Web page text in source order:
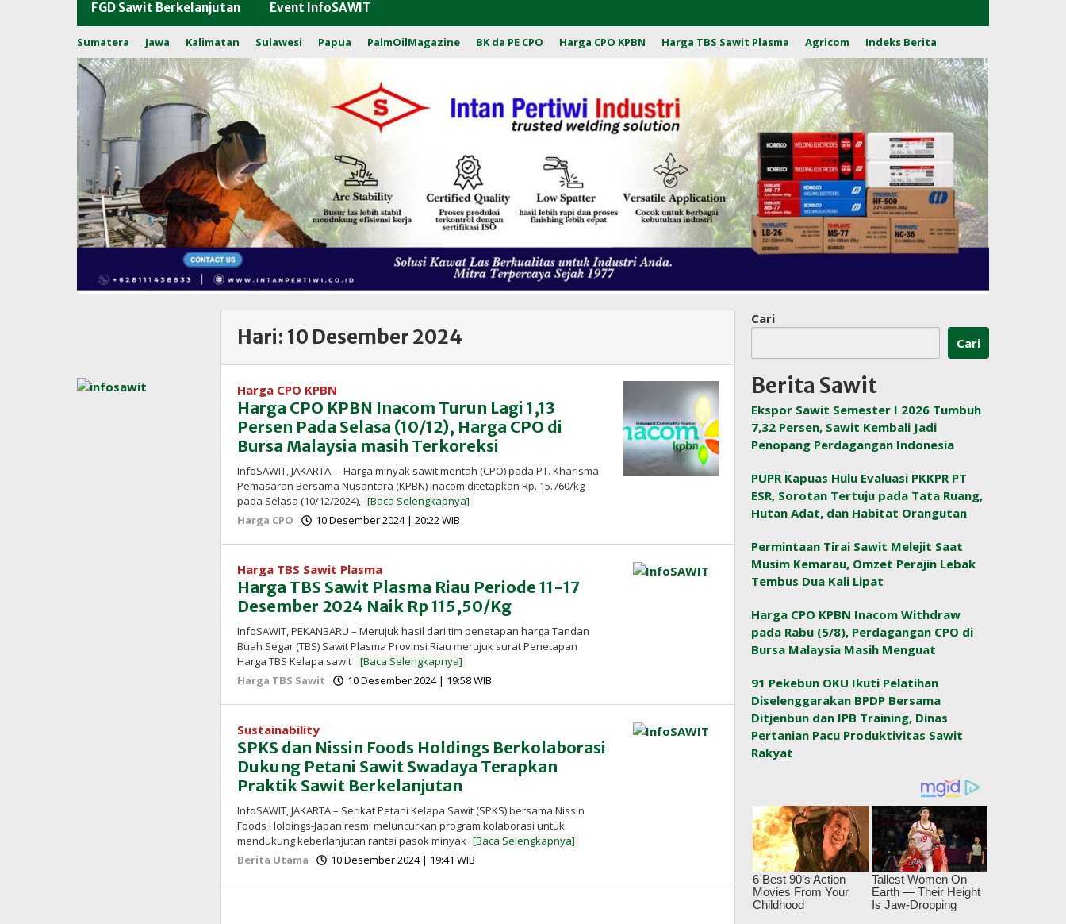
FGD Sawit Berkelanjutan Event InfoSAWIT
Sumatera Jawa Kalimatan Sulawesi Papua PalmOilMagazine BK da PE CPO Harga CPO KPBN Harga TBS Sawit Plasma Agricom Indeks Berita
Hari: 10 Desember 2024
Harga CPO KPBN
Harga CPO KPBN Inacom Turun Lagi 1,13
Persen Pada Selasa (10/12), Harga CPO di
Bursa Malaysia masih Terkoreksi
InfoSAWIT, JAKARTA – Harga minyak sawit mentah (CPO) pada PT. Kharisma
Pemasaran Bersama Nusantara (KPBN) Inacom ditetapkan Rp. 15.760/kg
pada Selasa (10/12/2024), [Baca Selengkapnya]
Harga CPO
10 Desember 2024 | 20:22 WIB
InfoSAWIT
Harga TBS Sawit Plasma
Harga TBS Sawit Plasma Riau Periode 11-17
Desember 2024 Naik Rp 115,50/Kg
InfoSAWIT, PEKANBARU – Merujuk hasil dari tim penetapan harga Tandan
Buah Segar (TBS) Sawit Plasma Provinsi Riau merujuk surat Penetapan
Harga TBS Kelapa sawit
[Baca Selengkapnya]
Harga TBS Sawit
10 Desember 2024 | 19:58 WIB
InfoSAWIT
Sustainability
SPKS dan Nissin Foods Holdings Berkolaborasi
Dukung Petani Sawit Swadaya Terapkan
Praktik Sawit Berkelanjutan
InfoSAWIT, JAKARTA – Serikat Petani Kelapa Sawit (SPKS) bersama Nissin
Foods Holdings-Japan resmi meluncurkan program kolaborasi untuk
mendukung keberlanjutan rantai pasok minyak [Baca Selengkapnya]
Berita Utama
10 Desember 2024 | 19:41 WIB
InfoSAWIT
Cari
Cari
Berita Sawit
Ekspor Sawit Semester I 2026 Tumbuh
7,32 Persen, Sawit Kembali Jadi
Penopang Perdagangan Indonesia
PUPR Kapuas Hulu Evaluasi PKKPR PT
ESR, Sorotan Tertuju pada Tata Ruang,
Hutan Adat, dan Habitat Orangutan
Permintaan Tirai Sawit Melejit Saat
Musim Kemarau, Omzet Perajin Lebak
Tembus Dua Kali Lipat
Harga CPO KPBN Inacom Withdraw
pada Rabu (5/8), Perdagangan CPO di
Bursa Malaysia Masih Menguat
91 Pekebun OKU Ikuti Pelatihan
Diselenggarakan BPDP Bersama
Ditjenbun dan IPB Training, Dinas
Pertanian Pacu Produktivitas Sawit
Rakyat